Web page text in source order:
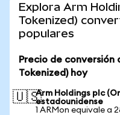
Explora Arm
Tokenized)
populares
Precio de conversión
Tokenized) hoy
🇺🇸Arm Holdings plc
estadounidense
1 ARMon equivale a